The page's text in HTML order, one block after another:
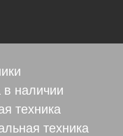
в наличии
техника
техника